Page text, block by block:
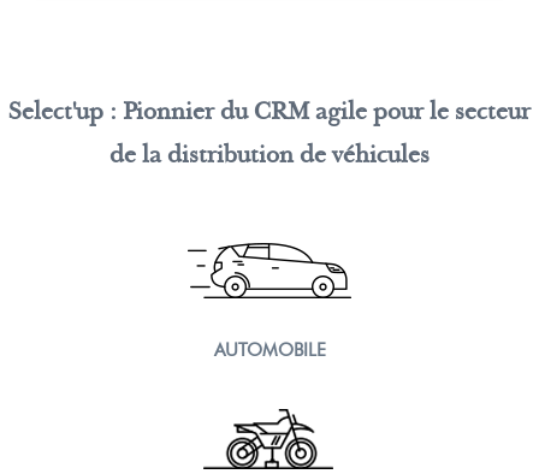
Select'up : Pionnier du CRM agile pour le secteur
de la distribution de véhicules
AUTOMOBILE